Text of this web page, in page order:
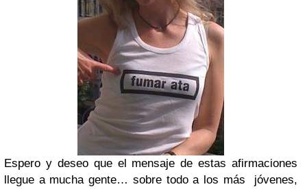
Espero y deseo que el mensaje de estas afirmaciones
llegue a mucha gente… sobre todo a los más jóvenes,